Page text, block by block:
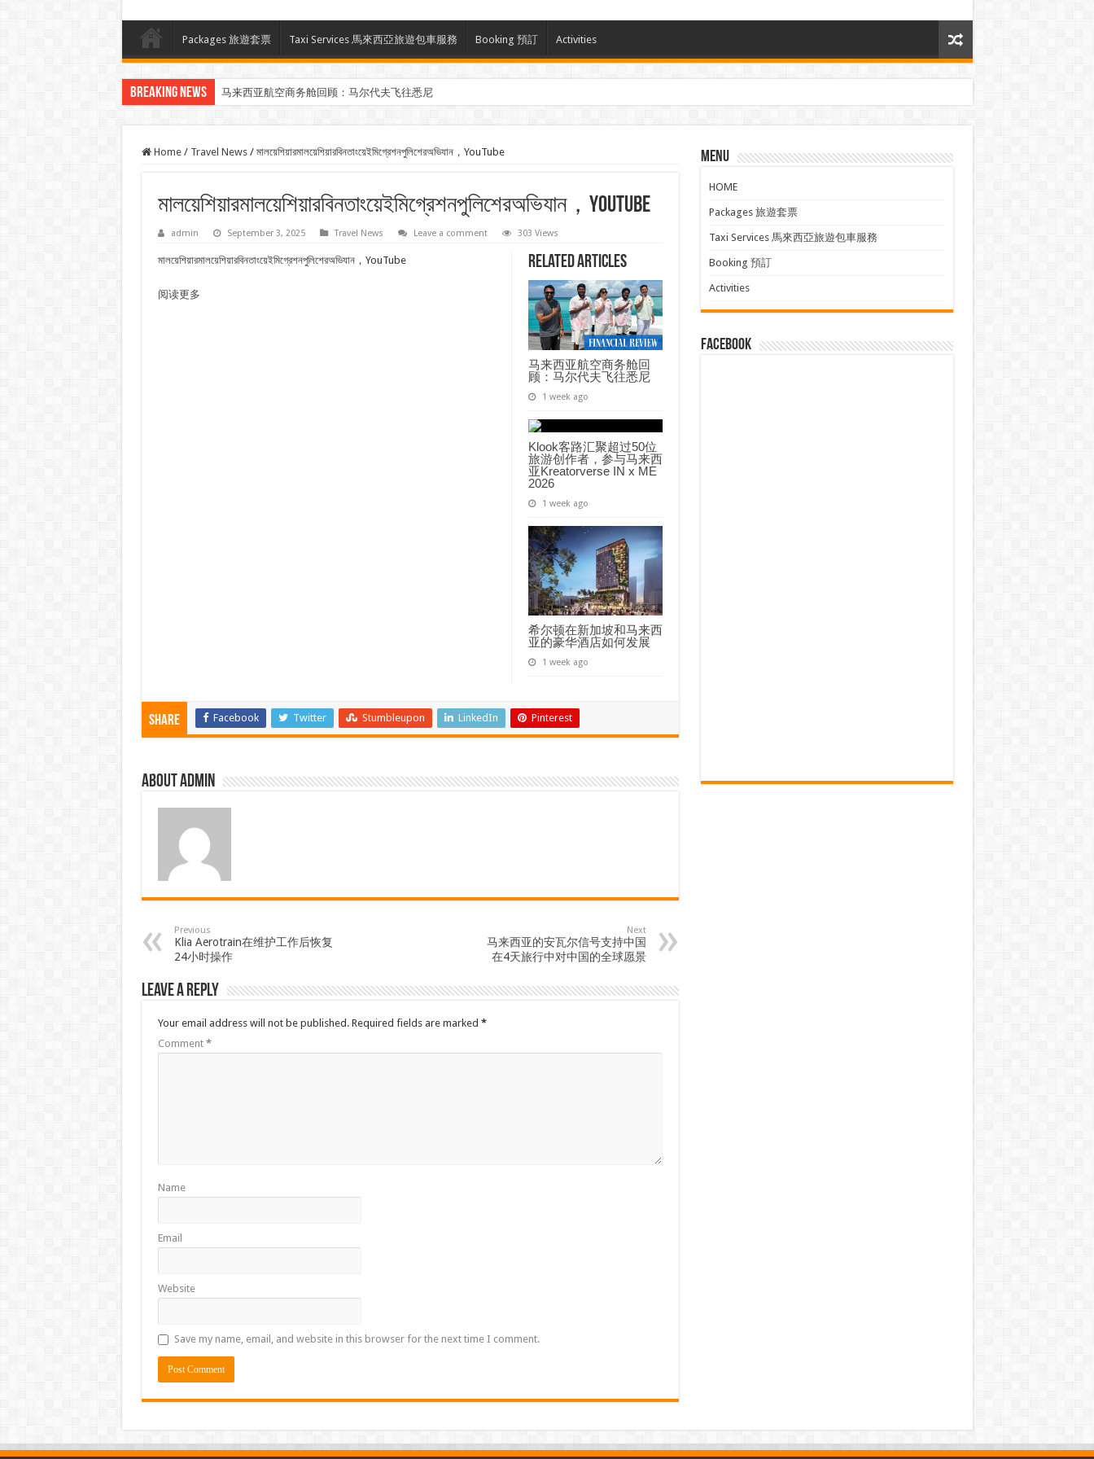
Packages 旅遊套票 Taxi Services 馬來西亞旅遊包車服務 Booking 預訂 Activities
Breaking News 马来西亚航空商务舱回顾：马尔代夫飞往悉尼
Home / Travel News / মালয়েশিয়ারমালয়েশিয়ারবিনতাংয়েইমিগ্রেশনপুলিশেরঅভিযান，YouTube
মালয়েশিয়ারমালয়েশিয়ারবিনতাংয়েইমিগ্রেশনপুলিশেরঅভিযান，YouTube
admin September 3, 2025 Travel News Leave a comment 303 Views
Related Articles
马来西亚航空商务舱回
顾：马尔代夫飞往悉尼
1 week ago
Klook客路汇聚超过50位
旅游创作者，参与马来西
亚Kreatorverse IN x ME
2026
1 week ago
希尔顿在新加坡和马来西
亚的豪华酒店如何发展
1 week ago
মালয়েশিয়ারমালয়েশিয়ারবিনতাংয়েইমিগ্রেশনপুলিশেরঅভিযান，YouTube
阅读更多
Share Facebook Twitter Stumbleupon LinkedIn Pinterest
About admin
Previous
Klia Aerotrain在维护工作后恢复
24小时操作
Next
马来西亚的安瓦尔信号支持中国
在4天旅行中对中国的全球愿景
Leave a Reply
Your email address will not be published. Required fields are marked *
Comment *
Name
Email
Website
Save my name, email, and website in this browser for the next time I comment.
Menu
HOME
Packages 旅遊套票
Taxi Services 馬來西亞旅遊包車服務
Booking 預訂
Activities
facebook